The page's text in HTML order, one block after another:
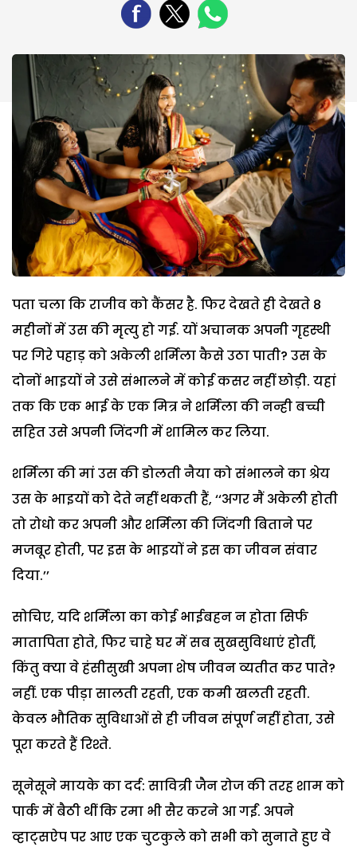
पता चला कि राजीव को कैंसर है. फिर देखते ही देखते 8
महीनों में उस की मृत्यु हो गई. यों अचानक अपनी गृहस्थी
पर गिरे पहाड़ को अकेली शर्मिला कैसे उठा पाती? उस के
दोनों भाइयों ने उसे संभालने में कोई कसर नहीं छोड़ी. यहां
तक कि एक भाई के एक मित्र ने शर्मिला की नन्ही बच्ची
सहित उसे अपनी जिंदगी में शामिल कर लिया.
शर्मिला की मां उस की डोलती नैया को संभालने का श्रेय
उस के भाइयों को देते नहीं थकती हैं, ‘‘अगर मैं अकेली होती
तो रोधो कर अपनी और शर्मिला की जिंदगी बिताने पर
मजबूर होती, पर इस के भाइयों ने इस का जीवन संवार
दिया.’’
सोचिए, यदि शर्मिला का कोई भाईबहन न होता सिर्फ
मातापिता होते, फिर चाहे घर में सब सुखसुविधाएं होतीं,
किंतु क्या वे हंसीसुखी अपना शेष जीवन व्यतीत कर पाते?
नहीं. एक पीड़ा सालती रहती, एक कमी खलती रहती.
केवल भौतिक सुविधाओं से ही जीवन संपूर्ण नहीं होता, उसे
पूरा करते हैं रिश्ते.
सूनेसूने मायके का दर्द: सावित्री जैन रोज की तरह शाम को
पार्क में बैठी थीं कि रमा भी सैर करने आ गईं. अपने
व्हाट्सऐप पर आए एक चुटकुले को सभी को सुनाते हुए वे